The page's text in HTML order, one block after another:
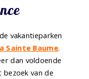
vakantieparken
Sainte Baume.
dan voldoende
van de